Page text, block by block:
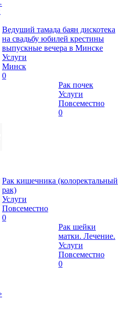
Ведуший тамада баян дискотека
на свадьбу юбилей крестины
выпускные вечера в Минске
Услуги
Минск
0
Рак почек
Услуги
Повсеместно
0
Рак кишечника (колоректальный
рак)
Услуги
Повсеместно
0
Рак шейки
матки. Лечение.
Услуги
Повсеместно
0